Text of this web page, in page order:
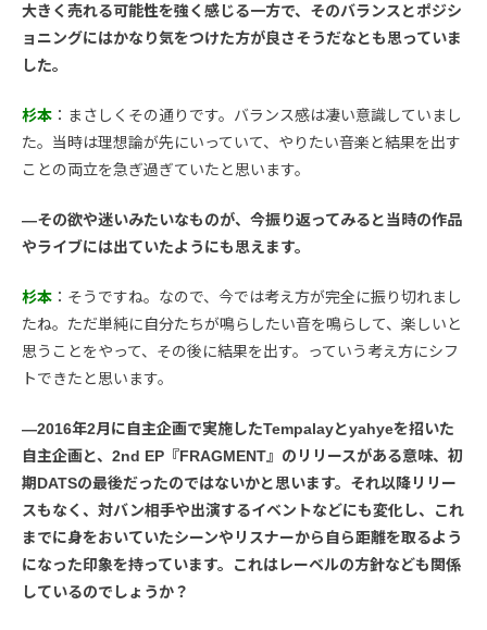
大きく売れる可能性を強く感じる一方で、そのバランスとポジシ
ョニングにはかなり気をつけた方が良さそうだなとも思っていま
した。
杉本 ：まさしくその通りです。バランス感は凄い意識していまし
た。当時は理想論が先にいっていて、やりたい音楽と結果を出す
ことの両立を急ぎ過ぎていたと思います。
―その欲や迷いみたいなものが、今振り返ってみると当時の作品
やライブには出ていたようにも思えます。
杉本 ：そうですね。なので、今では考え方が完全に振り切れまし
たね。ただ単純に自分たちが鳴らしたい音を鳴らして、楽しいと
思うことをやって、その後に結果を出す。っていう考え方にシフ
トできたと思います。
―2016年2月に自主企画で実施したTempalayとyahyeを招いた
自主企画と、2nd EP『FRAGMENT』のリリースがある意味、初
期DATSの最後だったのではないかと思います。それ以降リリー
スもなく、対バン相手や出演するイベントなどにも変化し、これ
までに身をおいていたシーンやリスナーから自ら距離を取るよう
になった印象を持っています。これはレーベルの方針なども関係
しているのでしょうか？